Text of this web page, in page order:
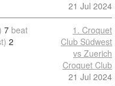
21 Jul 2024
7 beat
2
1. Croquet
Club Südwest
vs Zuerich
Croquet Club
21 Jul 2024